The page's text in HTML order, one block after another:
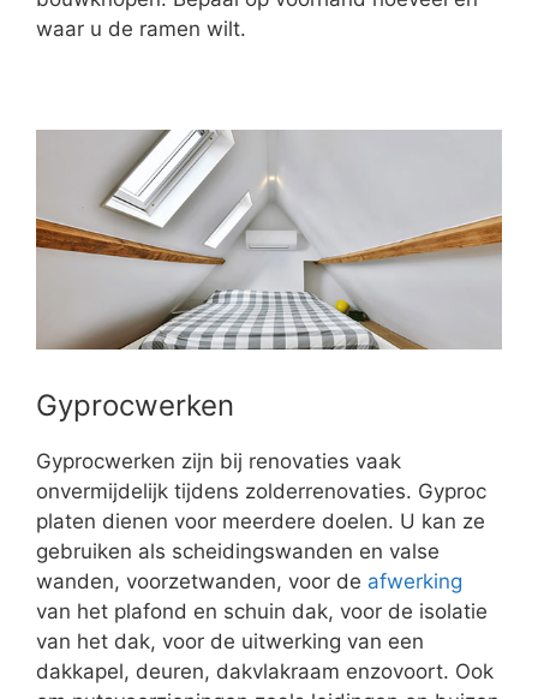
waar u de ramen wilt.
Gyprocwerken
Gyprocwerken zijn bij renovaties vaak
onvermijdelijk tijdens zolderrenovaties. Gyproc
platen dienen voor meerdere doelen. U kan ze
gebruiken als scheidingswanden en valse
wanden, voorzetwanden, voor de afwerking
van het plafond en schuin dak, voor de isolatie
van het dak, voor de uitwerking van een
dakkapel, deuren, dakvlakraam enzovoort. Ook